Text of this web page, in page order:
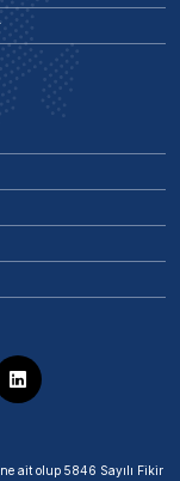
ait olup 5846 Sayılı Fikir